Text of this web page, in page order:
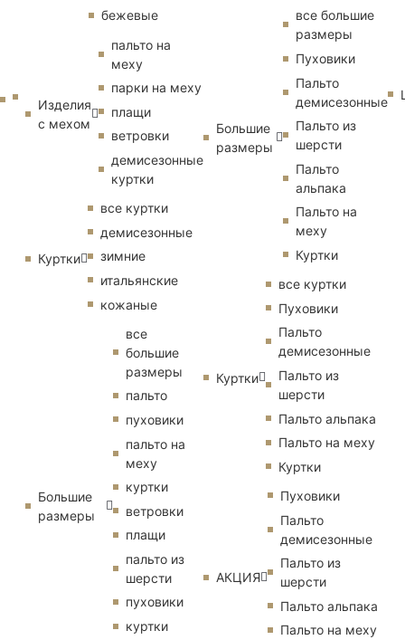
бежевые
Изделия
с мехом
пальто на
меху
парки на меху
плащи
ветровки
демисезонные
куртки
Куртки
все куртки
демисезонные
зимние
итальянские
кожаные
Большие
размеры
все
большие
размеры
пальто
пуховики
пальто на
меху
куртки
ветровки
плащи
пальто из
шерсти
пуховики
куртки
Большие
размеры
все большие
размеры
Пуховики
Пальто
демисезонные
Пальто из
шерсти
Пальто
альпака
Пальто на
меху
Куртки
Куртки
все куртки
Пуховики
Пальто
демисезонные
Пальто из
шерсти
Пальто альпака
Пальто на меху
Куртки
АКЦИЯ
Пуховики
Пальто
демисезонные
Пальто из
шерсти
Пальто альпака
Пальто на меху